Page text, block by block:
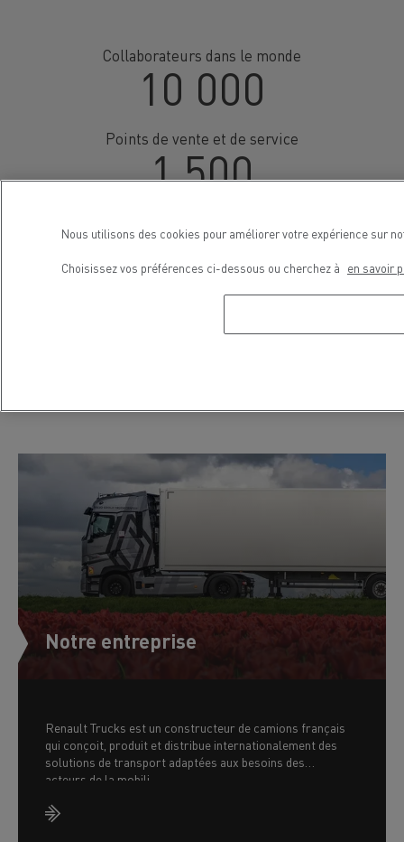
Collaborateurs dans le monde
10 000
Points de vente et de service
1 500
131 ans
EN SAVOIR PLUS
Notre entreprise
Renault Trucks est un constructeur de camions français
qui conçoit, produit et distribue internationalement des
solutions de transport adaptées aux besoins des
acteurs de la mobili
Nous utilisons des cookies pour améliorer votre expérience sur
Choisissez vos préférences ci-dessous ou cherchez à en savoir